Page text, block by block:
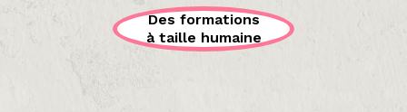
Des formations
à taille humaine